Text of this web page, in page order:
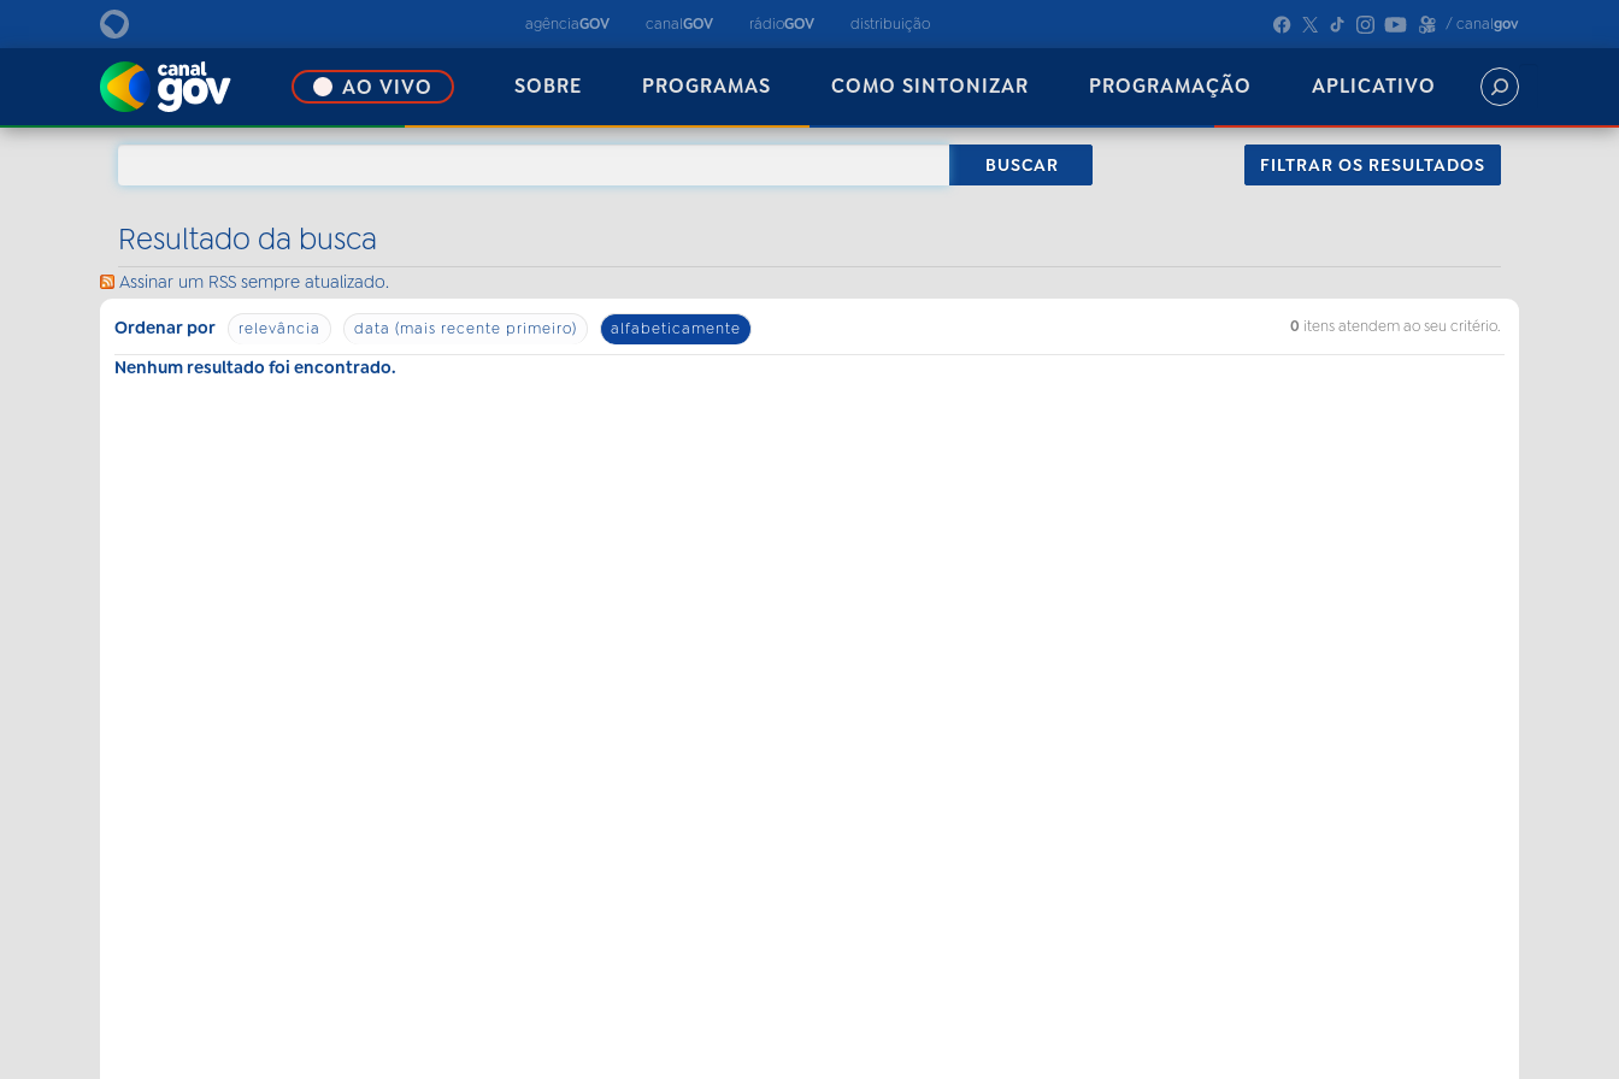
agênciaGOV canalGOV rádioGOV distribuição / canalgov
AO VIVO SOBRE PROGRAMAS COMO SINTONIZAR PROGRAMAÇÃO APLICATIVO
FILTRAR OS RESULTADOS
Resultado da busca
Assinar um RSS sempre atualizado.
0 itens atendem ao seu critério.
Ordenar por relevância data (mais recente primeiro) alfabeticamente
Nenhum resultado foi encontrado.